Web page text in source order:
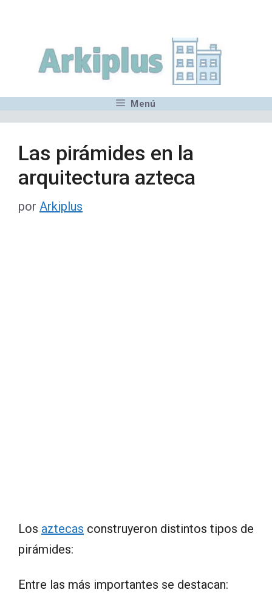
contenido
Menú
Las pirámides en la
arquitectura azteca
por Arkiplus
Los aztecas construyeron distintos tipos de
pirámides:
Entre las más importantes se destacan: